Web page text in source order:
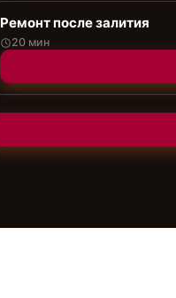
Ремонт после залития
20 мин